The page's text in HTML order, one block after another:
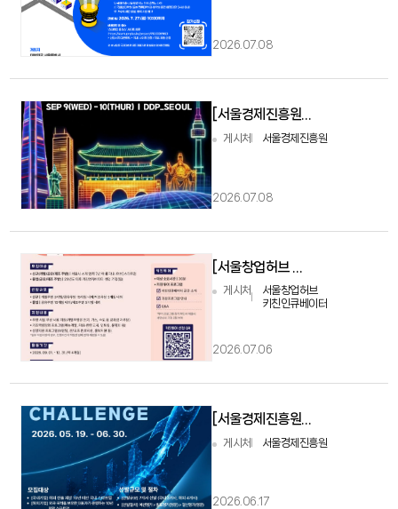
2026.07.08
게시처 서울경제진흥원
2026.07.08
게시처
서울창업허브
키친인큐베이터
2026.07.06
게시처 서울경제진흥원
2026.06.17